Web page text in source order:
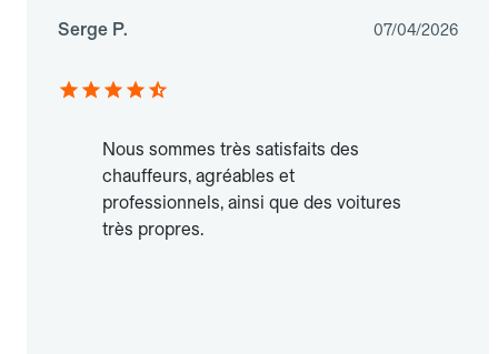
Serge P. 07/04/2026
Nous sommes très satisfaits des
chauffeurs, agréables et
professionnels, ainsi que des voitures
très propres.